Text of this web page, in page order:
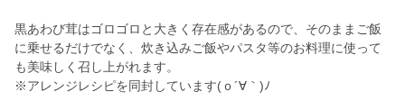
黒あわび茸はゴロゴロと大きく存在感があるので、そのままご飯
に乗せるだけでなく、炊き込みご飯やパスタ等のお料理に使って
も美味しく召し上がれます。
※アレンジレシピを同封しています(ｏ´∀｀)ﾉ